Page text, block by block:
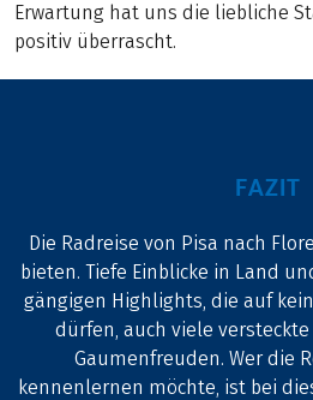
Erwartung hat uns die liebliche
positiv überrascht.
FAZIT
Die Radreise von Pisa nach
bieten. Tiefe Einblicke in Land
gängigen Highlights, die auf
dürfen, auch viele
Gaumenfreuden. Wer die
kennenlernen möchte, ist bei